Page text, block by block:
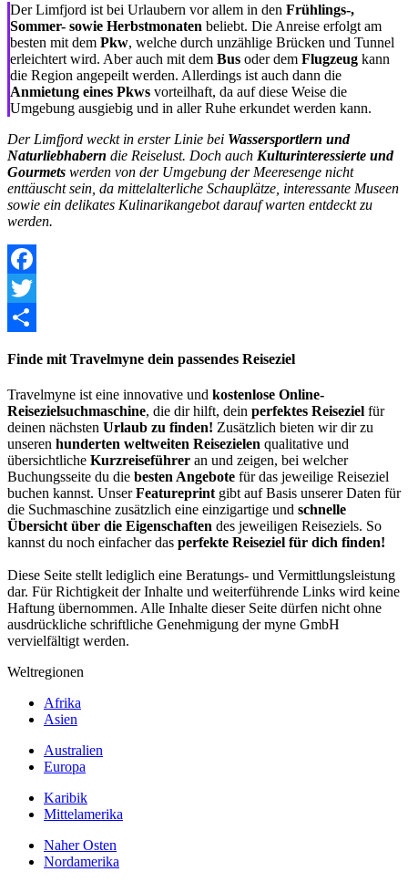
Der Limfjord ist bei Urlaubern vor allem in den Frühlings-,
Sommer- sowie Herbstmonaten beliebt. Die Anreise erfolgt am
besten mit dem Pkw, welche durch unzählige Brücken und Tunnel
erleichtert wird. Aber auch mit dem Bus oder dem Flugzeug kann
die Region angepeilt werden. Allerdings ist auch dann die
Anmietung eines Pkws vorteilhaft, da auf diese Weise die
Umgebung ausgiebig und in aller Ruhe erkundet werden kann.
Der Limfjord weckt in erster Linie bei Wassersportlern und
Naturliebhabern die Reiselust. Doch auch Kulturinteressierte und
Gourmets werden von der Umgebung der Meeresenge nicht
enttäuscht sein, da mittelalterliche Schauplätze, interessante Museen
sowie ein delikates Kulinarikangebot darauf warten entdeckt zu
werden.
Facebook
Twitter
Finde mit Travelmyne dein passendes Reiseziel
Travelmyne ist eine innovative und kostenlose Online-
Reisezielsuchmaschine, die dir hilft, dein perfektes Reiseziel für
deinen nächsten Urlaub zu finden! Zusätzlich bieten wir dir zu
unseren hunderten weltweiten Reisezielen qualitative und
übersichtliche Kurzreiseführer an und zeigen, bei welcher
Buchungsseite du die besten Angebote für das jeweilige Reiseziel
buchen kannst. UnserFeatureprint gibt auf Basis unserer Daten für
die Suchmaschine zusätzlich eine einzigartige und schnelle
Übersicht über die Eigenschaften des jeweiligen Reiseziels. So
kannst du noch einfacher das perfekte Reiseziel für dich finden!
Diese Seite stellt lediglich eine Beratungs- und Vermittlungsleistung
dar. Für Richtigkeit der Inhalte und weiterführende Links wird keine
Haftung übernommen. Alle Inhalte dieser Seite dürfen nicht ohne
ausdrückliche schriftliche Genehmigung der myne GmbH
vervielfältigt werden.
Weltregionen
Afrika
Asien
Australien
Europa
Karibik
Mittelamerika
Naher Osten
Nordamerika